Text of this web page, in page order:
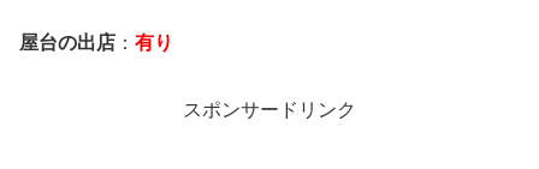
屋台の出店 ： 有り
スポンサードリンク